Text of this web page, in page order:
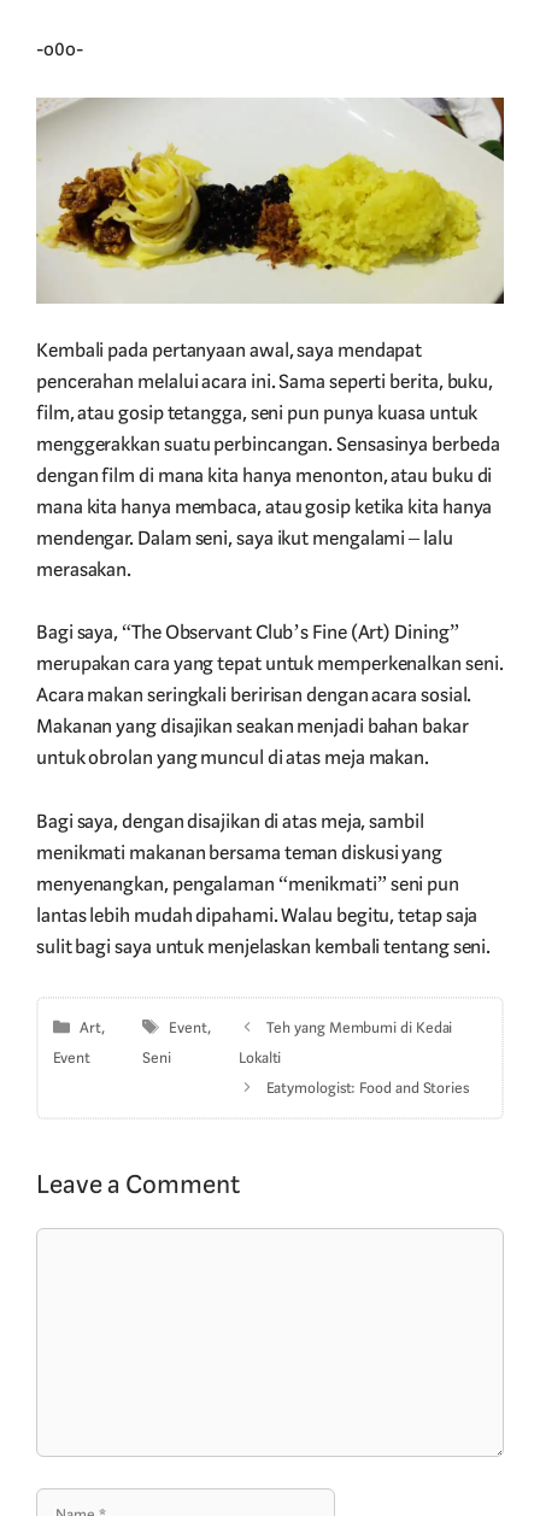
-o0o-
Kembali pada pertanyaan awal, saya mendapat
pencerahan melalui acara ini. Sama seperti berita, buku,
film, atau gosip tetangga, seni pun punya kuasa untuk
menggerakkan suatu perbincangan. Sensasinya berbeda
dengan film di mana kita hanya menonton, atau buku di
mana kita hanya membaca, atau gosip ketika kita hanya
mendengar. Dalam seni, saya ikut mengalami – lalu
merasakan.
Bagi saya, “The Observant Club’s Fine (Art) Dining”
merupakan cara yang tepat untuk memperkenalkan seni.
Acara makan seringkali beririsan dengan acara sosial.
Makanan yang disajikan seakan menjadi bahan bakar
untuk obrolan yang muncul di atas meja makan.
Bagi saya, dengan disajikan di atas meja, sambil
menikmati makanan bersama teman diskusi yang
menyenangkan, pengalaman “menikmati” seni pun
lantas lebih mudah dipahami. Walau begitu, tetap saja
sulit bagi saya untuk menjelaskan kembali tentang seni.
Categories
Art,
Event
Tags
Event,
Seni
Teh yang Membumi di Kedai
Lokalti
Eatymologist: Food and Stories
Leave a Comment
Comment